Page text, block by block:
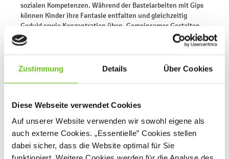
Zustimmung Details Über Cookies
Diese Webseite verwendet Cookies
Auf unserer Website verwenden wir sowohl eigene als
auch externe Cookies. „Essentielle” Cookies stellen
dabei sicher, dass die Website optimal für Sie
sozialen Kompetenzen. Während der Bastelarbeiten mit Gips
können Kinder ihre Fantasie entfalten und gleichzeitig
Geduld sowie Konzentration üben. Gemeinsames Gestalten
stärkt zudem den Teamgeist und die
Kommunikationsfähigkeiten. Mit Bastelmasse und Gips für
Kinder lassen sich originelle Kunstwerke schaffen, die die
Kleinen stolz mit nach Hause nehmen. Dies stärkt nicht nur
Lernen steigert.
Welche kreativen Projekte können Kinder aus
Gips gestalten?